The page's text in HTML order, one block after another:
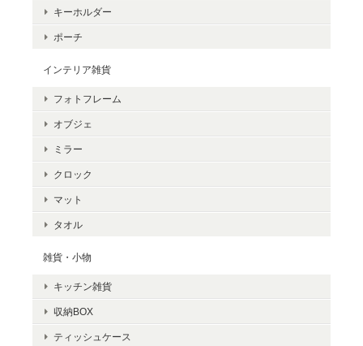
キーホルダー
ポーチ
インテリア雑貨
フォトフレーム
オブジェ
ミラー
クロック
マット
タオル
雑貨・小物
キッチン雑貨
収納BOX
ティッシュケース